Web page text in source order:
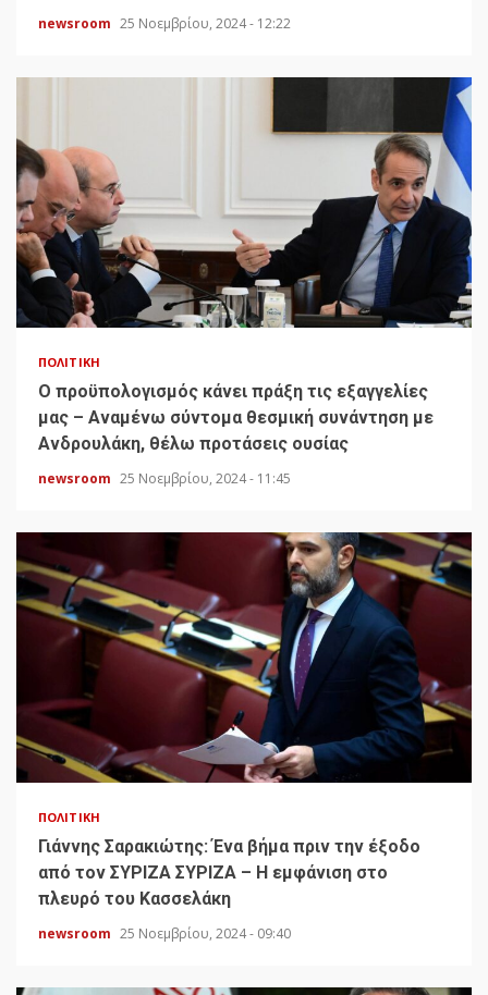
newsroom 25 Νοεμβρίου, 2024 - 12:22
ΠΟΛΙΤΙΚΉ
Ο προϋπολογισμός κάνει πράξη τις εξαγγελίες
μας – Αναμένω σύντομα θεσμική συνάντηση με
Ανδρουλάκη, θέλω προτάσεις ουσίας
newsroom 25 Νοεμβρίου, 2024 - 11:45
ΠΟΛΙΤΙΚΉ
Γιάννης Σαρακιώτης: Ένα βήμα πριν την έξοδο
από τον ΣΥΡΙΖΑ ΣΥΡΙΖΑ – Η εμφάνιση στο
πλευρό του Κασσελάκη
newsroom 25 Νοεμβρίου, 2024 - 09:40